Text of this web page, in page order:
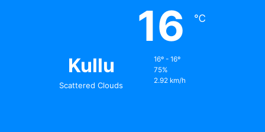
Kullu
Scattered Clouds
16 ℃
16º - 16º
75%
2.92 km/h